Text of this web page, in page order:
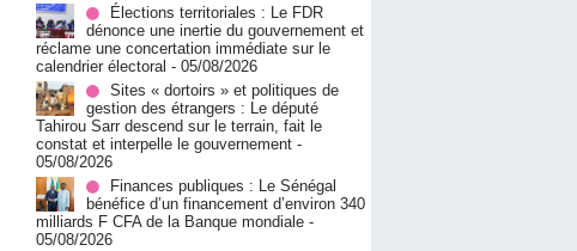
Élections territoriales : Le FDR
dénonce une inertie du gouvernement et
réclame une concertation immédiate sur le
calendrier électoral - 05/08/2026
Sites « dortoirs » et politiques de
gestion des étrangers : Le député
Tahirou Sarr descend sur le terrain, fait le
constat et interpelle le gouvernement -
05/08/2026
Finances publiques : Le Sénégal
bénéfice d’un financement d’environ 340
milliards F CFA de la Banque mondiale -
05/08/2026